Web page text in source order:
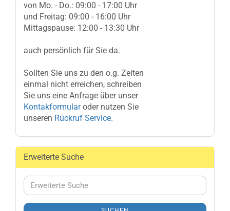
von Mo. - Do.: 09:00 - 17:00 Uhr
und Freitag: 09:00 - 16:00 Uhr
Mittagspause: 12:00 - 13:30 Uhr
auch persönlich für Sie da.
Sollten Sie uns zu den o.g. Zeiten
einmal nicht erreichen, schreiben
Sie uns eine Anfrage über unser
Kontakformularoder nutzen Sie
unseren Rückruf Service.
Erweiterte Suche
Erweiterte
Suche